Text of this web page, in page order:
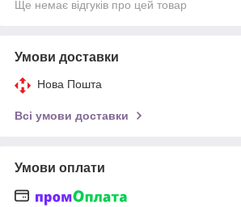
Ще немає відгуків про цей товар
Умови доставки
Нова Пошта
Всі умови доставки
Умови оплати